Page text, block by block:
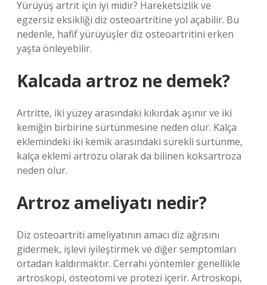
Yürüyüş artrit için iyi midir? Hareketsizlik ve
egzersiz eksikliği diz osteoartritine yol açabilir. Bu
nedenle, hafif yürüyüşler diz osteoartritini erken
yaşta önleyebilir.
Kalcada artroz ne demek?
Artritte, iki yüzey arasındaki kıkırdak aşınır ve iki
kemiğin birbirine sürtünmesine neden olur. Kalça
eklemindeki iki kemik arasındaki sürekli sürtünme,
kalça eklemi artrozu olarak da bilinen koksartroza
neden olur.
Artroz ameliyatı nedir?
Diz osteoartriti ameliyatının amacı diz ağrısını
gidermek, işlevi iyileştirmek ve diğer semptomları
ortadan kaldırmaktır. Cerrahi yöntemler genellikle
artroskopi, osteotomi ve protezi içerir. Artroskopi,